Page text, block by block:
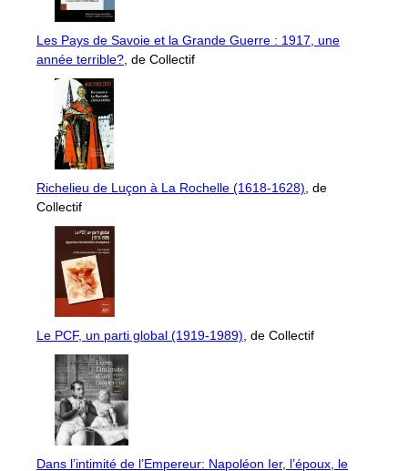
Les Pays de Savoie et la Grande Guerre : 1917, une
année terrible? , de Collectif
Richelieu de Luçon à La Rochelle (1618-1628) , de
Collectif
Le PCF, un parti global (1919-1989) , de Collectif
Dans l’intimité de l’Empereur: Napoléon Ier, l’époux, le